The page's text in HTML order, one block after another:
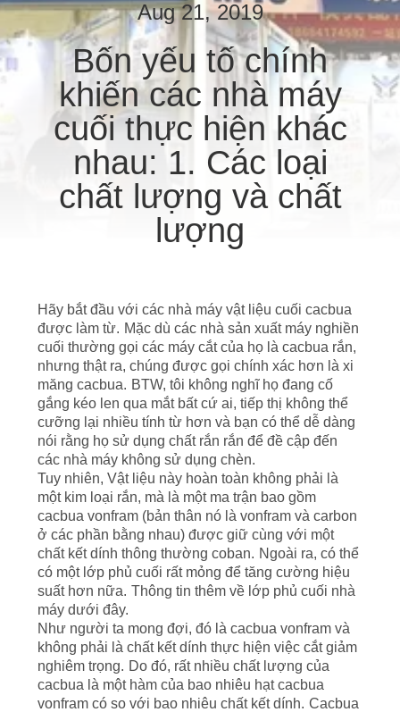
THAM
QUAN
NHÀ
SOÁT
CHẤT
LIÊN
CHÚNG
TÔI
YÊU
CẦU
BÁO
GIÁ
SƠ
ĐỒ
TRANG
WEB
Aug 21, 2019
Bốn yếu tố chính
khiến các nhà máy
cuối thực hiện khác
nhau: 1. Các loại
chất lượng và chất
lượng
Hãy bắt đầu với các nhà máy vật liệu cuối cacbua
được làm từ. Mặc dù các nhà sản xuất máy nghiền
cuối thường gọi các máy cắt của họ là cacbua rắn,
nhưng thật ra, chúng được gọi chính xác hơn là xi
măng cacbua. BTW, tôi không nghĩ họ đang cố
gắng kéo len qua mắt bất cứ ai, tiếp thị không thể
cưỡng lại nhiều tính từ hơn và bạn có thể dễ dàng
nói rằng họ sử dụng chất rắn rắn để đề cập đến
các nhà máy không sử dụng chèn.
Tuy nhiên, Vật liệu này hoàn toàn không phải là
một kim loại rắn, mà là một ma trận bao gồm
cacbua vonfram (bản thân nó là vonfram và carbon
ở các phần bằng nhau) được giữ cùng với một
chất kết dính thông thường coban. Ngoài ra, có thể
có một lớp phủ cuối rất mỏng để tăng cường hiệu
suất hơn nữa. Thông tin thêm về lớp phủ cuối nhà
máy dưới đây.
Như người ta mong đợi, đó là cacbua vonfram và
không phải là chất kết dính thực hiện việc cắt giảm
nghiêm trọng. Do đó, rất nhiều chất lượng của
cacbua là một hàm của bao nhiêu hạt cacbua
vonfram có so với bao nhiêu chất kết dính. Cacbua